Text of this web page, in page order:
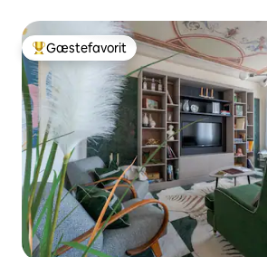
Bedste gæstefavorit
Gæstefavorit